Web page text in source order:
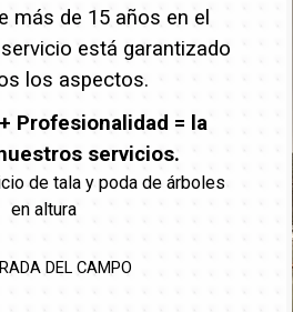
más de 15 años en el
está garantizado
los aspectos.
Profesionalidad = la
servicios.
de tala y poda de árboles
en altura
DEL CAMPO